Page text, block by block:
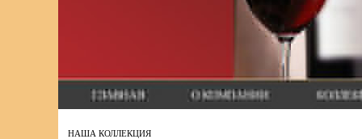
НАША КОЛЛЕКЦИЯ